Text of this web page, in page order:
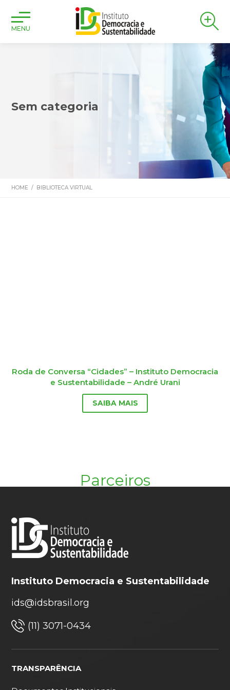
MENU
Sem categoria
HOME / BIBLIOTECA VIRTUAL
Roda de Conversa “Cidades” – Instituto Democracia
e Sustentabilidade – André Urani
SAIBA MAIS
Parceiros
Instituto Democracia e Sustentabilidade
ids@idsbrasil.org
(11) 3071-0434
TRANSPARÊNCIA